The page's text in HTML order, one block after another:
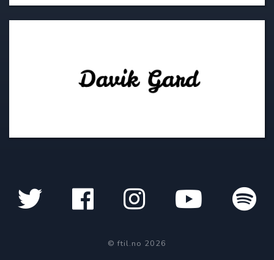
© ftil.no 2026